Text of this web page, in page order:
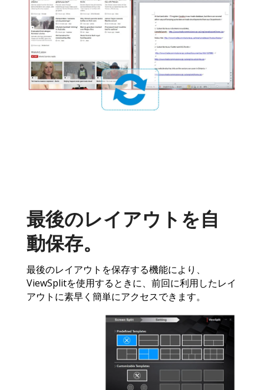
最後のレイアウトを自
動保存。
最後のレイアウトを保存する機能により、
ViewSplitを使用するときに、前回に利用したレイ
アウトに素早く簡単にアクセスできます。